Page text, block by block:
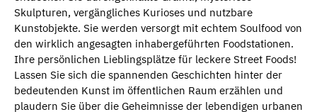
Skulpturen, vergängliches Kurioses und nutzbare
Kunstobjekte. Sie werden versorgt mit echtem Soulfood von
den wirklich angesagten inhabergeführten Foodstationen.
Ihre persönlichen Lieblingsplätze für leckere Street Foods!
Lassen Sie sich die spannenden Geschichten hinter der
bedeutenden Kunst im öffentlichen Raum erzählen und
plaudern Sie über die Geheimnisse der lebendigen urbanen